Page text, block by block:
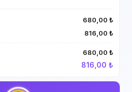
680,00 ₺
816,00 ₺
680,00 ₺
816,00 ₺